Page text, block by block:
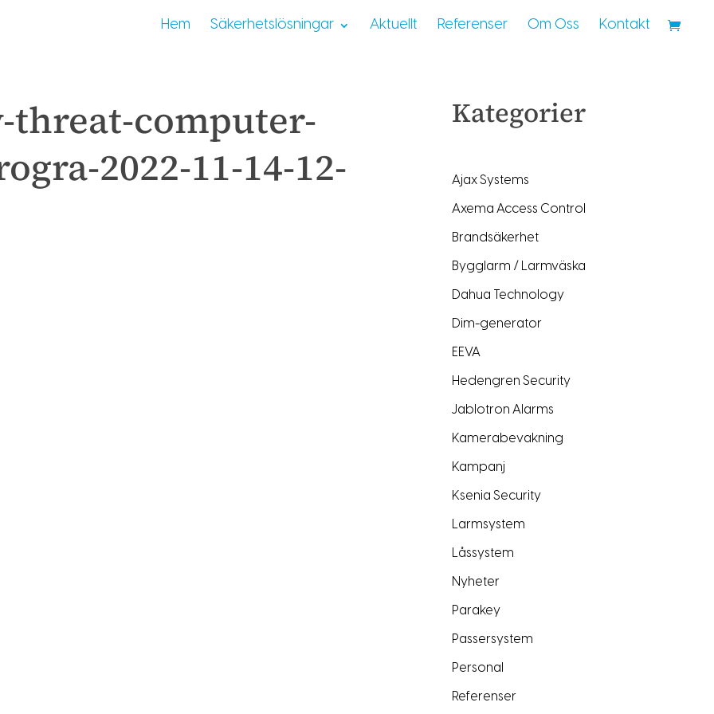
Hem Säkerhetslösningar Aktuellt Referenser Om Oss Kontakt
threat-computer-
2022-11-14-12-
Kategorier
Ajax Systems
Axema Access Control
Brandsäkerhet
Bygglarm / Larmväska
Dahua Technology
Dim-generator
EEVA
Hedengren Security
Jablotron Alarms
Kamerabevakning
Kampanj
Ksenia Security
Larmsystem
Låssystem
Nyheter
Parakey
Passersystem
Personal
Referenser